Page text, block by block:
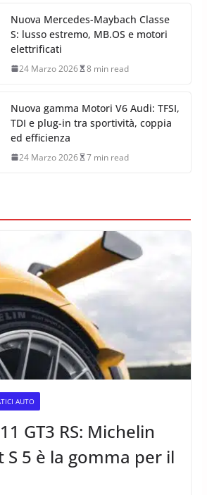
Nuova Mercedes-Maybach Classe
S: lusso estremo, MB.OS e motori
elettrificati
24 Marzo 2026 8 min read
Nuova gamma Motori V6 Audi: TFSI,
TDI e plug-in tra sportività, coppia
ed efficienza
24 Marzo 2026 7 min read
AUTO
GT3 RS: Michelin
S 5 è la gomma per il